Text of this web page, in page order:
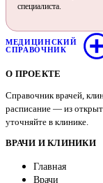
специалиста.
МЕДИЦИНСКИЙ
СПРАВОЧНИК
О ПРОЕКТЕ
Справочник врачей,
расписание — из
уточняйте в клинике.
ВРАЧИ И КЛИНИКИ
Главная
Врачи